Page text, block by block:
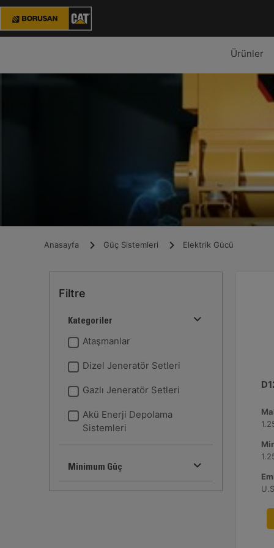
Ürünler
Anasayfa Güç Sistemleri Elektrik Gücü
Filtre
Kategoriler
Ataşmanlar
Dizel Jeneratör Setleri
Gazlı Jeneratör Setleri
Akü Enerji Depolama
Sistemleri
Minimum Güç